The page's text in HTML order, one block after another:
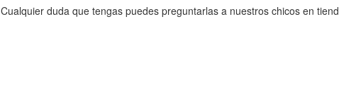
Cualquier duda que tengas puedes preguntarlas a nuestros chicos en